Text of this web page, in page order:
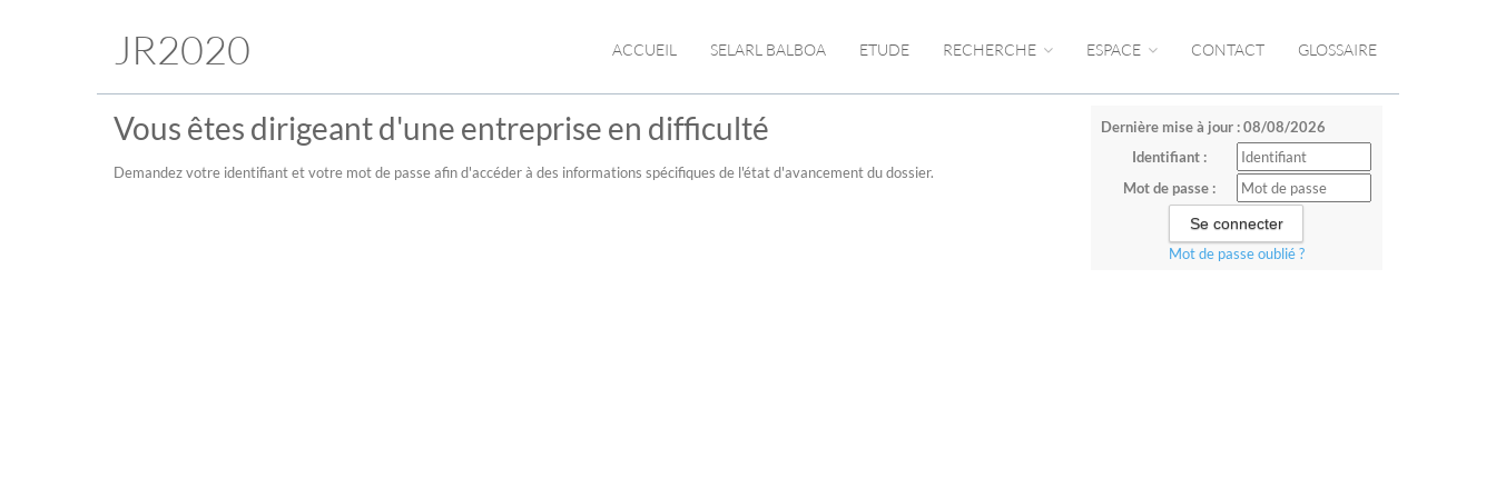
JR2020 ACCUEIL SELARL BALBOA ETUDE RECHERCHE ESPACE CONTACT GLOSSAIRE
Dernière mise à jour : 08/08/2026
Identifiant :
Mot de passe :
Mot de passe oublié ?
Vous êtes dirigeant d'une entreprise en difficulté
Demandez votre identifiant et votre mot de passe afin d'accéder à des informations spécifiques de l'état d'avancement du dossier.